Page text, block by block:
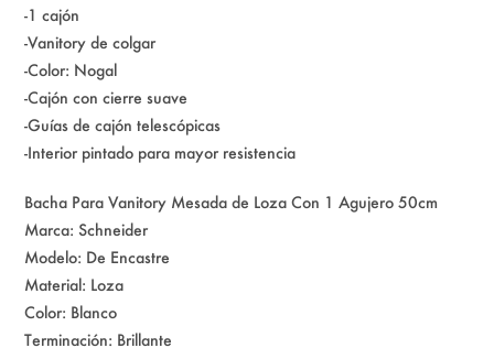
-1 cajón
-Vanitory de colgar
-Color: Nogal
-Cajón con cierre suave
-Guías de cajón telescópicas
-Interior pintado para mayor resistencia
Bacha Para Vanitory Mesada de Loza Con 1 Agujero 50cm
Marca: Schneider
Modelo: De Encastre
Material: Loza
Color: Blanco
Terminación: Brillante